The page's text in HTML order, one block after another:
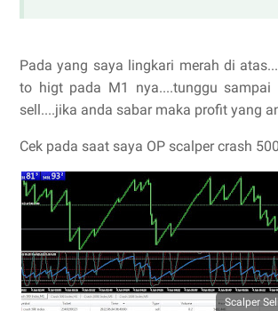
Pada yang saya lingkari merah di
to higt pada M1 nya....tunggu sampai
sell....jika anda sabar maka profit yang
Cek pada saat saya OP scalper crash
Scalper